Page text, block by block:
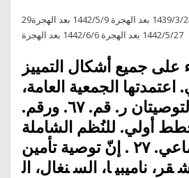
29‏‏/5‏‏/1442 بعد الهجرة 24‏‏/3‏‏/1439 بعد الهجرة 9‏‏/5‏‏/1442 بعد الهجرة
27‏‏/5‏‏/1442 بعد الهجرة 6‏‏/6‏‏/1442 بعد الهجرة
ﻋﻠﻰ ﺟﻤﻴﻊ أﺷﻜﺎل اﻟﺘﻤﻴﻴﺰ
اﻋﺘﻤﺪﺗﻬﺎ اﻟﺠﻤﻌﻴﺔ اﻟﻌﺎﻣﺔ،
10. -١. -٤. ١. اﻟﺘﻮﺻﻴﺘﺎن ر. ﻗﻢ. ٦٧. ورﻗﻢ.
أوﻟﻲ. ﻟﻠﻨُﻈﻢ اﻟﺸﺎﻣﻠﺔ
ﻟﻠﻀﻤﺎن اﻻﺟﺘﻤﺎﻋﻲ. ٢٧ . إنّ ﺗﻮﺻﻴﺔ ﺗﺄﻣﻴﻦ
ﻧﺎﻣﻴﺒﻴ ﺎ، اﻟﺴ ﻨﻐﺎل، اﻟ